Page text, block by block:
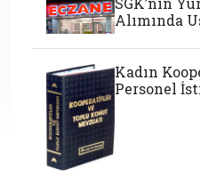
Alımında
Kadın
Personel